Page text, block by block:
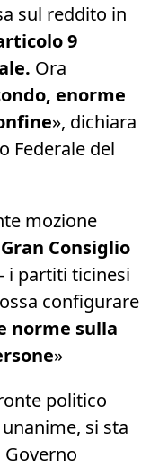
sul reddito in
9
Ora
enorme
», dichiara
Federale del
mozione
Gran Consiglio
i partiti ticinesi
configurare
norme sulla
»
politico
si sta